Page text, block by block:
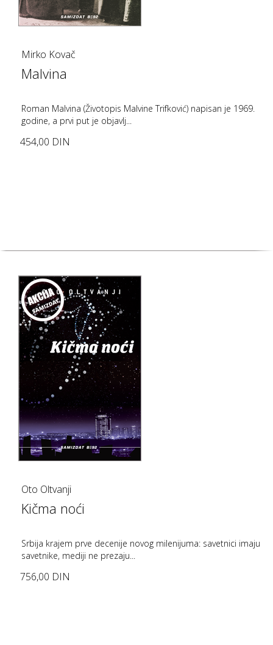
Mirko Kovač
Malvina
Roman Malvina (Životopis Malvine Trifković) napisan je 1969.
godine, a prvi put je objavlj...
454,00 DIN
Oto Oltvanji
Kičma noći
Srbija krajem prve decenije novog milenijuma: savetnici imaju
savetnike, mediji ne prezaju...
756,00 DIN